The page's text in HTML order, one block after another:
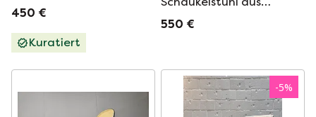
450 €
Kuratiert
Schweden, nach
550 €
-5%